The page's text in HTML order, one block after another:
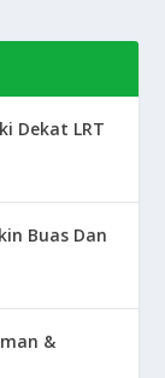
Dekat LRT
Buas Dan
&